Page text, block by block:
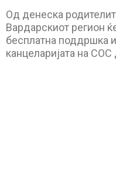
Од денеска
Вардарскиот регион
бесплатна поддршка
канцеларијата на СОС